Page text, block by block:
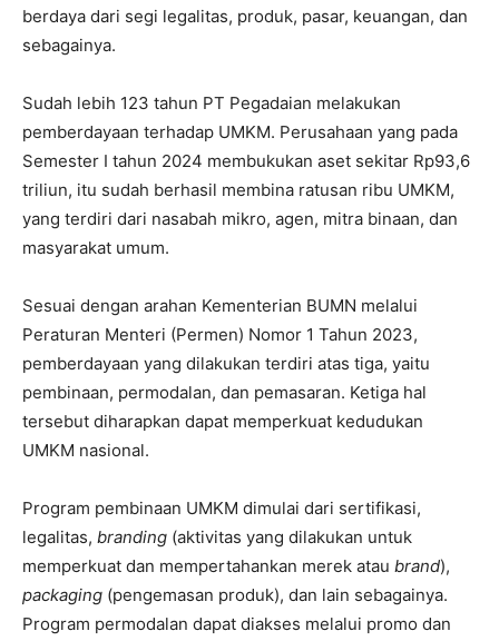
berdaya dari segi legalitas, produk, pasar, keuangan, dan
sebagainya.
Sudah lebih 123 tahun PT Pegadaian melakukan
pemberdayaan terhadap UMKM. Perusahaan yang pada
Semester I tahun 2024 membukukan aset sekitar Rp93,6
triliun, itu sudah berhasil membina ratusan ribu UMKM,
yang terdiri dari nasabah mikro, agen, mitra binaan, dan
masyarakat umum.
Sesuai dengan arahan Kementerian BUMN melalui
Peraturan Menteri (Permen) Nomor 1 Tahun 2023,
pemberdayaan yang dilakukan terdiri atas tiga, yaitu
pembinaan, permodalan, dan pemasaran. Ketiga hal
tersebut diharapkan dapat memperkuat kedudukan
UMKM nasional.
Program pembinaan UMKM dimulai dari sertifikasi,
legalitas, branding (aktivitas yang dilakukan untuk
memperkuat dan mempertahankan merek atau brand),
packaging (pengemasan produk), dan lain sebagainya.
Program permodalan dapat diakses melalui promo dan